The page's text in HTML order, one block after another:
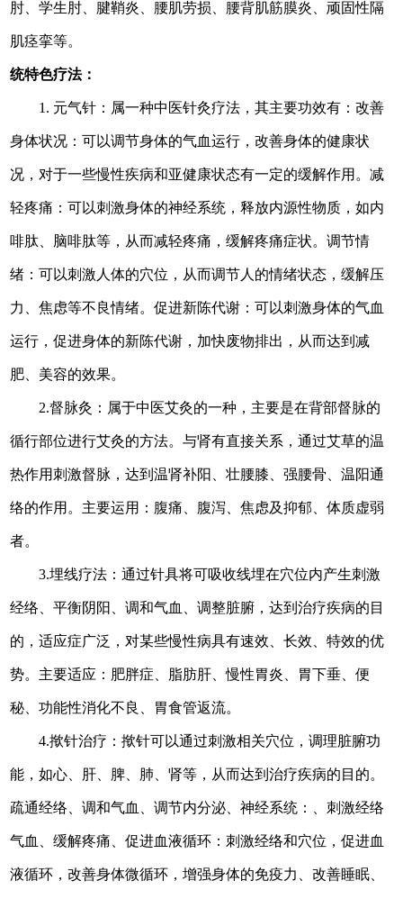
肘、学生肘、腱鞘炎、腰肌劳损、腰背肌筋膜炎、顽固性隔
肌痉挛等。
统特色疗法：
1. 元气针：属一种中医针灸疗法，其主要功效有：改善
身体状况：可以调节身体的气血运行，改善身体的健康状
况，对于一些慢性疾病和亚健康状态有一定的缓解作用。减
轻疼痛：可以刺激身体的神经系统，释放内源性物质，如内
啡肽、脑啡肽等，从而减轻疼痛，缓解疼痛症状。调节情
绪：可以刺激人体的穴位，从而调节人的情绪状态，缓解压
力、焦虑等不良情绪。促进新陈代谢：可以刺激身体的气血
运行，促进身体的新陈代谢，加快废物排出，从而达到减
肥、美容的效果。
2.督脉灸：属于中医艾灸的一种，主要是在背部督脉的
循行部位进行艾灸的方法。与肾有直接关系，通过艾草的温
热作用刺激督脉，达到温肾补阳、壮腰膝、强腰骨、温阳通
络的作用。主要运用：腹痛、腹泻、焦虑及抑郁、体质虚弱
者。
3.埋线疗法：通过针具将可吸收线埋在穴位内产生刺激
经络、平衡阴阳、调和气血、调整脏腑，达到治疗疾病的目
的，适应症广泛，对某些慢性病具有速效、长效、特效的优
势。主要适应：肥胖症、脂肪肝、慢性胃炎、胃下垂、便
秘、功能性消化不良、胃食管返流。
4.揿针治疗：揿针可以通过刺激相关穴位，调理脏腑功
能，如心、肝、脾、肺、肾等，从而达到治疗疾病的目的。
疏通经络‌、‌调和气血‌、‌调节内分泌、神经系统‌：‌、‌刺激经络
气血、‌缓解疼痛、‌促进血液循环‌：刺激经络和穴位，促进血
液循环，改善身体微循环，增强身体的免疫力、‌改善睡眠、‌